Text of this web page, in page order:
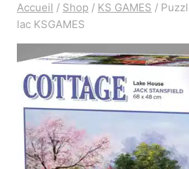
Accueil / Shop / KS GAMES /
lac KSGAMES